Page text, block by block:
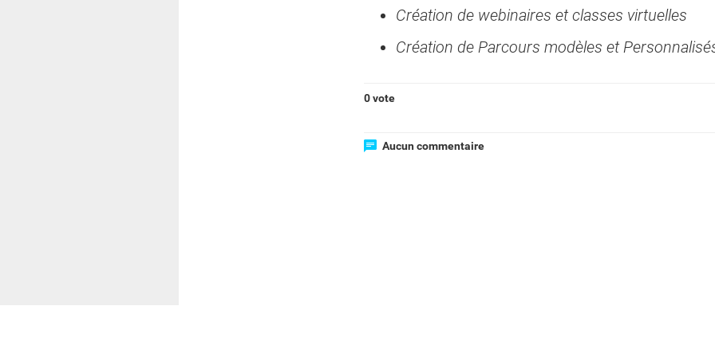
Création de webinaires et classes virtuelles
Création de Parcours modèles et
0 vote
Aucun commentaire